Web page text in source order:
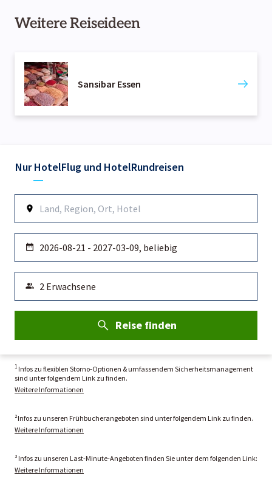
Weitere Reiseideen
Sansibar Essen
Nur HotelFlug und HotelRundreisen
Reise finden
1 Infos zu flexiblen Storno-Optionen & umfassendem Sicherheitsmanagement
sind unter folgendem Link zu finden.
Weitere Informationen
²Infos zu unseren Frühbucherangeboten sind unter folgendem Link zu finden.
Weitere Informationen
³ Infos zu unseren Last-Minute-Angeboten finden Sie unter dem folgenden Link:
Weitere Informationen